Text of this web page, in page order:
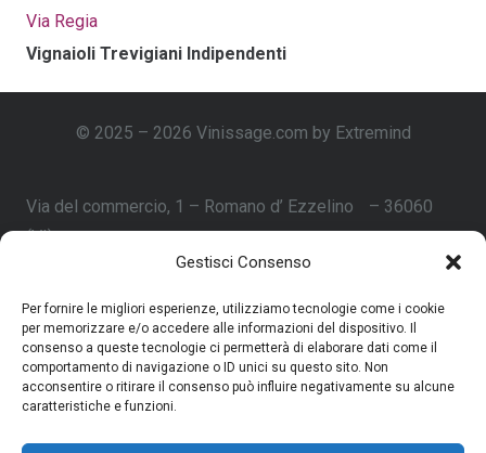
Gestisci Consenso
Per fornire le migliori esperienze, utilizziamo tecnologie come i cookie
per memorizzare e/o accedere alle informazioni del dispositivo. Il
consenso a queste tecnologie ci permetterà di elaborare dati come il
comportamento di navigazione o ID unici su questo sito. Non
acconsentire o ritirare il consenso può influire negativamente su alcune
caratteristiche e funzioni.
Via Regia
Vignaioli Trevigiani Indipendenti
© 2025 – 2026 Vinissage.com by Extremind
Via del commercio, 1 – Romano d’ Ezzelino – 36060
(VI)
Home
Shop Vignaioli Trevigiani
Chi Siamo